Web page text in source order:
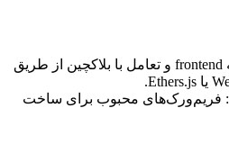
JavaScript: برای توسعه frontend و تعامل با بلاکچین از طریق
React، Angular، Vue.js: فریم‌ورک‌های محبوب برای ساخت